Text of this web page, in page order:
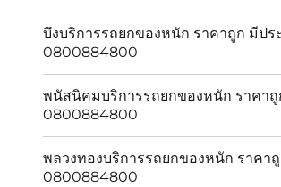
บึงบริการรถยกของหนัก ราคาถูก มีปร
0800884800
พนัสนิคมบริการรถยกของหนัก ราคา
0800884800
พลวงทองบริการรถยกของหนัก ราคา
0800884800